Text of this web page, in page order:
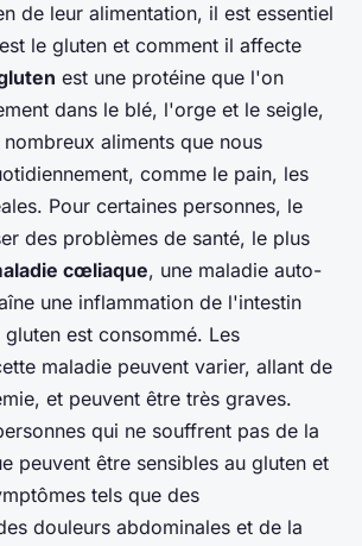
de leur alimentation, il est essentiel
le gluten et comment il affecte
est une protéine que l'on
dans le blé, l'orge et le seigle,
aliments que nous
comme le pain, les
Pour certaines personnes, le
des problèmes de santé, le plus
cœliaque, une maladie auto-
une inflammation de l'intestin
est consommé. Les
maladie peuvent varier, allant de
et peuvent être très graves.
qui ne souffrent pas de la
peuvent être sensibles au gluten et
tels que des
douleurs abdominales et de la